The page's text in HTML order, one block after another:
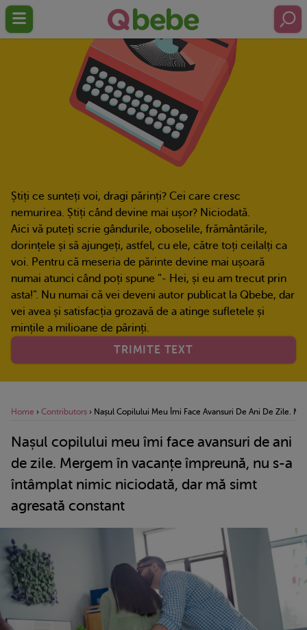
Știți ce sunteți voi, dragi părinți? Cei care cresc
nemurirea. Știți când devine mai ușor? Niciodată.
Aici vă puteți scrie gândurile, oboselile, frământările,
dorințele și să ajungeți, astfel, cu ele, către toți ceilalți ca
voi. Pentru că meseria de părinte devine mai ușoară
numai atunci când poți spune ”- Hei, și eu am trecut prin
asta!”. Nu numai că vei deveni autor publicat la Qbebe, dar
vei avea și satisfacția grozavă de a atinge sufletele și
mințile a milioane de părinți.
TRIMITE TEXT
Home › Contributors › Nașul Copilului Meu Îmi Face Avansuri De Ani De Zile.
Nașul copilului meu îmi face avansuri de ani
de zile. Mergem în vacanțe împreună, nu s-a
întâmplat nimic niciodată, dar mă simt
agresată constant